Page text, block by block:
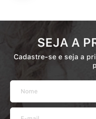
SEJA A
Cadastre-se e seja a